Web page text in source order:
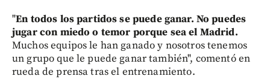
"En todos los partidos se puede ganar. No puedes
jugar con miedo o temor porque sea el Madrid.
Muchos equipos le han ganado y nosotros tenemos
un grupo que le puede ganar también", comentó en
rueda de prensa tras el entrenamiento.